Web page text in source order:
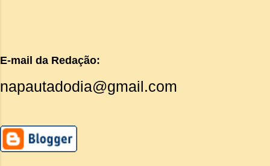
E-mail da Redação:
napautadodia@gmail.com